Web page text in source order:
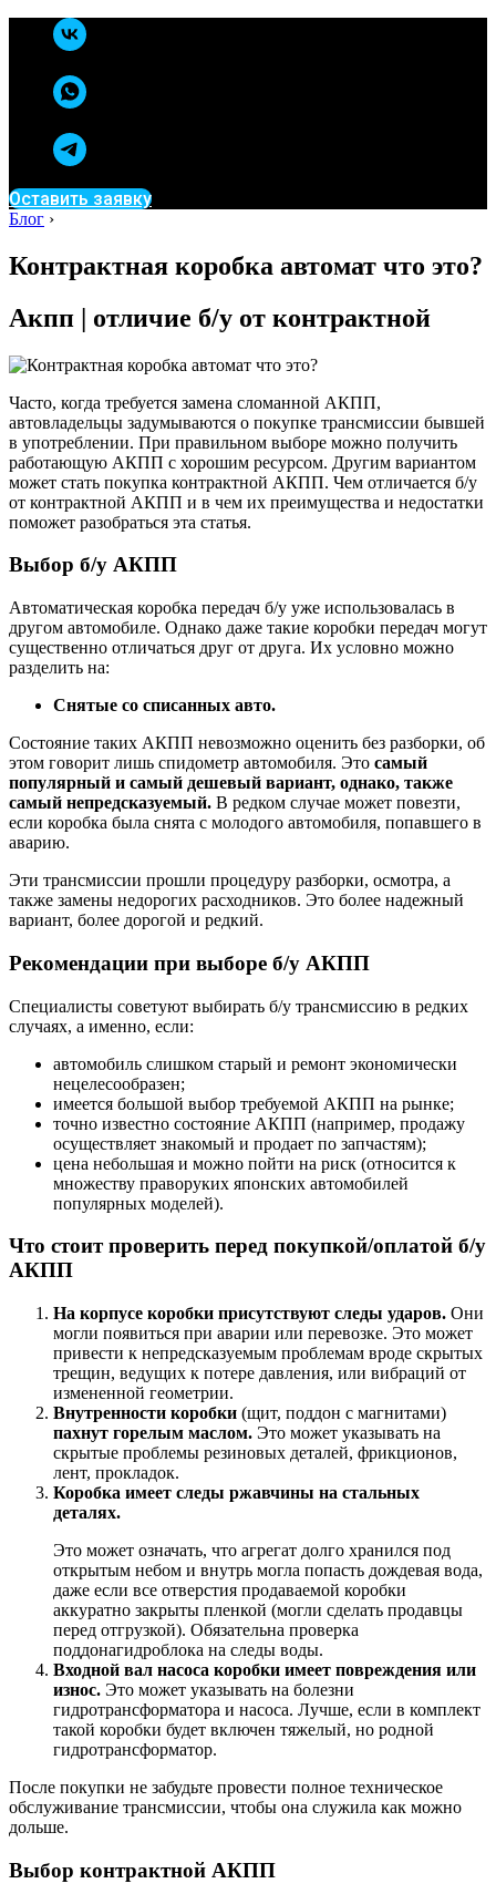
Оставить заявку
Блог ›
Контрактная коробка автомат что это?
Акпп | отличие б/у от контрактной
Часто, когда требуется замена сломанной АКПП,
автовладельцы задумываются о покупке трансмиссии бывшей
в употреблении. При правильном выборе можно получить
работающую АКПП с хорошим ресурсом. Другим вариантом
может стать покупка контрактной АКПП. Чем отличается б/у
от контрактной АКПП и в чем их преимущества и недостатки
поможет разобраться эта статья.
Выбор б/у АКПП
Автоматическая коробка передач б/у уже использовалась в
другом автомобиле. Однако даже такие коробки передач могут
существенно отличаться друг от друга. Их условно можно
разделить на:
Снятые со списанных авто.
Состояние таких АКПП невозможно оценить без разборки, об
этом говорит лишь спидометр автомобиля. Это самый
популярный и самый дешевый вариант, однако, также
самый непредсказуемый. В редком случае может повезти,
если коробка была снята с молодого автомобиля, попавшего в
аварию.
Эти трансмиссии прошли процедуру разборки, осмотра, а
также замены недорогих расходников. Это более надежный
вариант, более дорогой и редкий.
Рекомендации при выборе б/у АКПП
Специалисты советуют выбирать б/у трансмиссию в редких
случаях, а именно, если:
автомобиль слишком старый и ремонт экономически
нецелесообразен;
имеется большой выбор требуемой АКПП на рынке;
точно известно состояние АКПП (например, продажу
осуществляет знакомый и продает по запчастям);
цена небольшая и можно пойти на риск (относится к
множеству праворуких японских автомобилей
популярных моделей).
Что стоит проверить перед покупкой/оплатой б/у
АКПП
На корпусе коробки присутствуют следы ударов. Они
могли появиться при аварии или перевозке. Это может
привести к непредсказуемым проблемам вроде скрытых
трещин, ведущих к потере давления, или вибраций от
измененной геометрии.
Внутренности коробки (щит, поддон с магнитами)
пахнут горелым маслом. Это может указывать на
скрытые проблемы резиновых деталей, фрикционов,
лент, прокладок.
Коробка имеет следы ржавчины на стальных
деталях.
Это может означать, что агрегат долго хранился под
открытым небом и внутрь могла попасть дождевая вода,
даже если все отверстия продаваемой коробки
аккуратно закрыты пленкой (могли сделать продавцы
перед отгрузкой). Обязательна проверка
поддонагидроблока на следы воды.
Входной вал насоса коробки имеет повреждения или
износ. Это может указывать на болезни
гидротрансформатора и насоса. Лучше, если в комплект
такой коробки будет включен тяжелый, но родной
гидротрансформатор.
После покупки не забудьте провести полное техническое
обслуживание трансмиссии, чтобы она служила как можно
дольше.
Выбор контрактной АКПП